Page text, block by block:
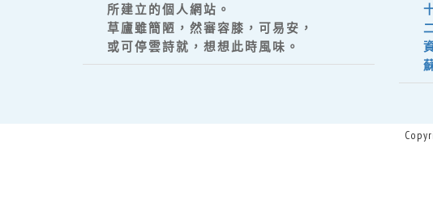
所建立的個人網站。
草廬雖簡陋，然審容膝，可易安，
或可停雲詩就，想想此時風味。